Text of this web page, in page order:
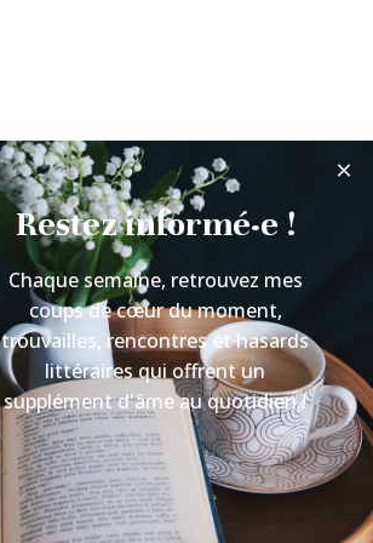
Restez informé·e !
Chaque semaine, retrouvez mes
coups de cœur du moment,
trouvailles, rencontres et hasards
littéraires qui offrent un
supplément d'âme au quotidien !